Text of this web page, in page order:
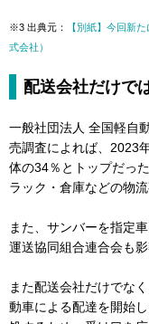
※3 出典元：
【別紙】今回新
式会社）
配送会社だけで
一般社団法人 全国軽自
売調査によれば、2023
体の34％とトップだっ
ラック・倉庫などの物
また、サンバーを指定
運送協同組合連合会も
また配送会社だけでな
動車による配達を開始